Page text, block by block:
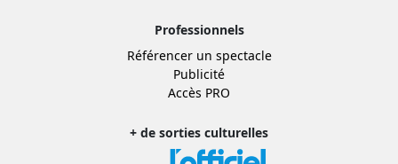
Professionnels
Référencer un spectacle
Publicité
Accès PRO
+ de sorties culturelles